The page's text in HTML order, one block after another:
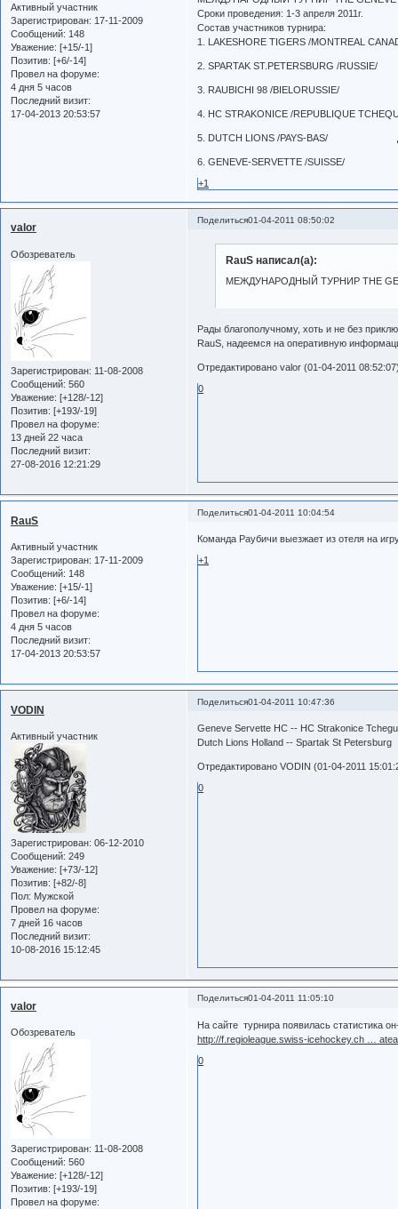
Активный участник
Зарегистрирован: 17-11-2009
Сообщений: 148
Уважение: [+15/-1]
Позитив: [+6/-14]
Провел на форуме:
4 дня 5 часов
Последний визит:
17-04-2013 20:53:57
Сроки проведения: 1-3 апреля 2011г.
Состав участников турнира:
1. LAKESHORE TIGERS /MONTREAL
2. SPARTAK ST.PETERSBURG /
3. RAUBICHI 98 /BIELORUSSIE/
4. HC STRAKONICE /REPUBLIQUE
5. DUTCH LIONS /PAYS-BAS/
6. GENEVE-SERVETTE /SUISSE/
+1
Поделиться01-04-2011 08:50:02
valor
Обозреватель
Зарегистрирован: 11-08-2008
Сообщений: 560
Уважение: [+128/-12]
Позитив: [+193/-19]
Провел на форуме:
13 дней 22 часа
Последний визит:
27-08-2016 12:21:29
RauS написал(а):
МЕЖДУНАРОДНЫЙ ТУРНИР THE
Рады благополучному, хоть и не без
RauS, надеемся на оперативную
Отредактировано valor (01-04-2011
0
Поделиться01-04-2011 10:04:54
RauS
Активный участник
Зарегистрирован: 17-11-2009
Сообщений: 148
Уважение: [+15/-1]
Позитив: [+6/-14]
Провел на форуме:
4 дня 5 часов
Последний визит:
17-04-2013 20:53:57
Команда Раубичи выезжает из отеля на
+1
Поделиться01-04-2011 10:47:36
VODIN
Активный участник
Зарегистрирован: 06-12-2010
Сообщений: 249
Уважение: [+73/-12]
Позитив: [+82/-8]
Пол: Мужской
Провел на форуме:
7 дней 16 часов
Последний визит:
10-08-2016 15:12:45
Geneve Servette HC -- HC Strakonice
Dutch Lions Holland -- Spartak St
Отредактировано VODIN (01-04-2011
0
Поделиться01-04-2011 11:05:10
valor
Обозреватель
Зарегистрирован: 11-08-2008
Сообщений: 560
Уважение: [+128/-12]
Позитив: [+193/-19]
Провел на форуме:
На сайте турнира появилась статистика
http://f.regioleague.swiss-icehockey.ch …
0